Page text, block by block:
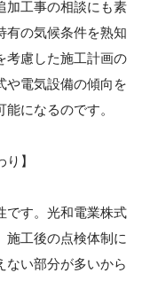
加工事の相談にも素
有の気候条件を熟知
考慮した施工計画の
や電気設備の傾向を
になるのです。
】
です。光和電業株式
施工後の点検体制に
ない部分が多いから